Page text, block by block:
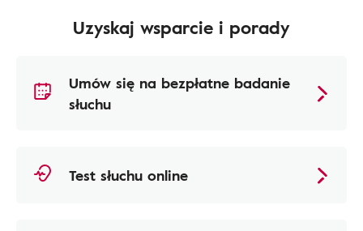
Uzyskaj wsparcie i porady
Umów się na bezpłatne badanie
słuchu
Test słuchu online